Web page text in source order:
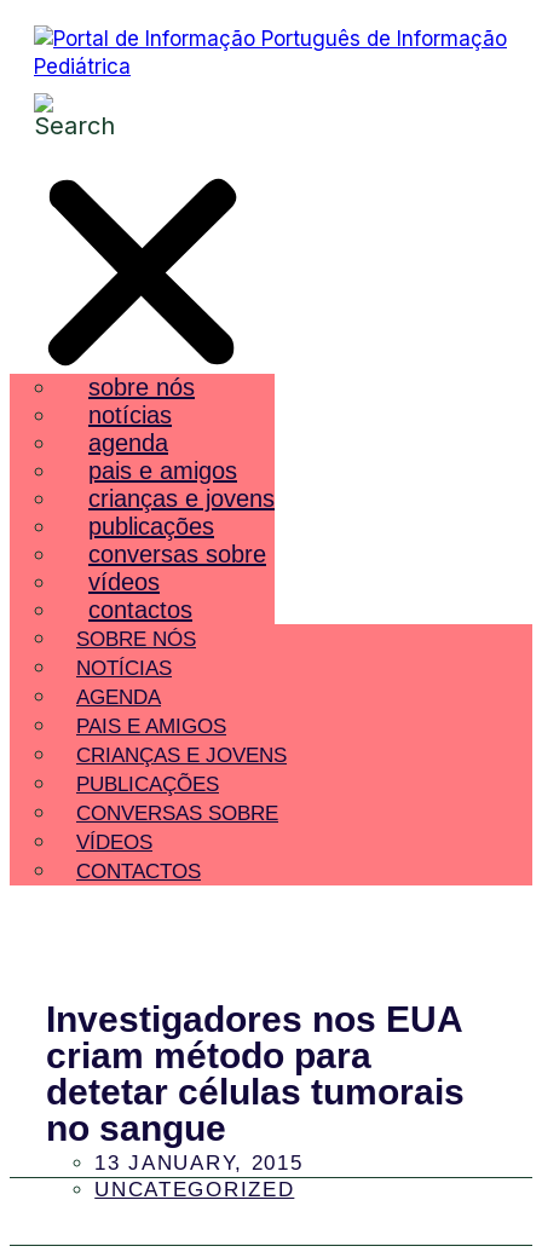
sobre nós
notícias
agenda
pais e amigos
crianças e jovens
publicações
conversas sobre
vídeos
contactos
SOBRE NÓS
NOTÍCIAS
AGENDA
PAIS E AMIGOS
CRIANÇAS E JOVENS
PUBLICAÇÕES
CONVERSAS SOBRE
VÍDEOS
CONTACTOS
Investigadores nos EUA
criam método para
detetar células tumorais
no sangue
13 JANUARY, 2015
UNCATEGORIZED